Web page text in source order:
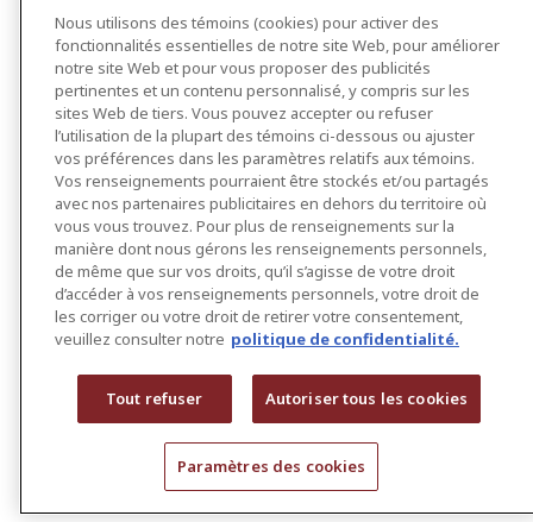
Nous utilisons des témoins (cookies) pour activer des
fonctionnalités essentielles de notre site Web, pour améliorer
notre site Web et pour vous proposer des publicités
pertinentes et un contenu personnalisé, y compris sur les
sites Web de tiers. Vous pouvez accepter ou refuser
l’utilisation de la plupart des témoins ci-dessous ou ajuster
vos préférences dans les paramètres relatifs aux témoins.
Vos renseignements pourraient être stockés et/ou partagés
avec nos partenaires publicitaires en dehors du territoire où
vous vous trouvez. Pour plus de renseignements sur la
manière dont nous gérons les renseignements personnels,
de même que sur vos droits, qu’il s’agisse de votre droit
d’accéder à vos renseignements personnels, votre droit de
les corriger ou votre droit de retirer votre consentement,
veuillez consulter notre politique de confidentialité.
Tout refuser Autoriser tous les cookies
Paramètres des cookies